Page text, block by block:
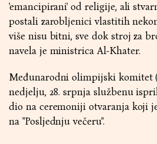
'emancipirani' od religije, ali
postali zarobljenici vlastitih
više nisu bitni, sve dok stroj za
navela je ministrica Al-Khater.
Međunarodni olimpijski komitet
nedjelju, 28. srpnja službenu
dio na ceremoniji otvaranja koji
na "Posljednju večeru".